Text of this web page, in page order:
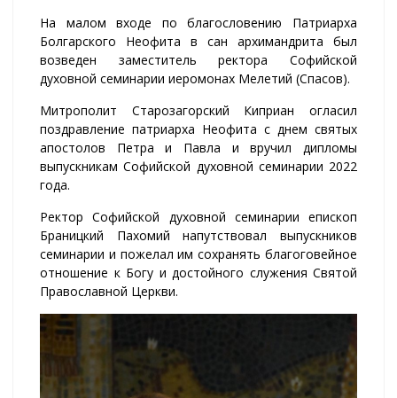
На малом входе по благословению Патриарха
Болгарского Неофита в сан архимандрита был
возведен заместитель ректора Софийской
духовной семинарии иеромонах Мелетий (Спасов).
Митрополит Старозагорский Киприан огласил
поздравление патриарха Неофита с днем святых
апостолов Петра и Павла и вручил дипломы
выпускникам Софийской духовной семинарии 2022
года.
Ректор Софийской духовной семинарии епископ
Браницкий Пахомий напутствовал выпускников
семинарии и пожелал им сохранять благоговейное
отношение к Богу и достойного служения Святой
Православной Церкви.